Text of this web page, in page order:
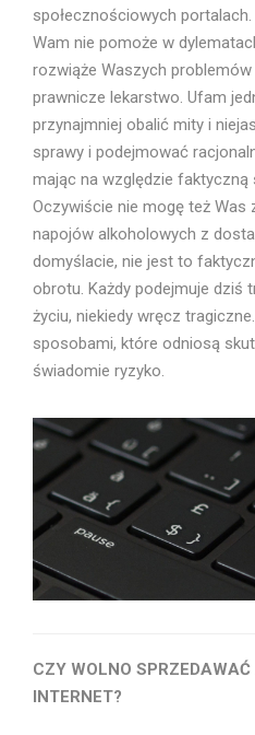
społecznościowych
Wam nie pomoże w
rozwiąże Waszych
prawnicze lekarstwo. Ufam
przynajmniej obalić mity i
sprawy i podejmować
mając na względzie faktyczną
Oczywiście nie mogę też Was
napojów alkoholowych z
domyślacie, nie jest to
obrotu. Każdy podejmuje dziś
życiu, niekiedy wręcz
sposobami, które odniosą
świadomie ryzyko.
CZY WOLNO
INTERNET?